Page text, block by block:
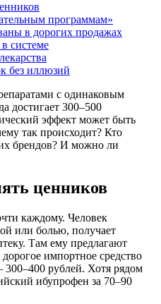
программам»
в дорогих продажах
системе
без иллюзий
с одинаковым
достигает 300–500
эффект может быть
так происходит? Кто
брендов? И можно ли
ценников
каждому. Человек
или болью, получает
Там ему предлагают
импортное средство
рублей. Хотя рядом
ибупрофен за 70–90